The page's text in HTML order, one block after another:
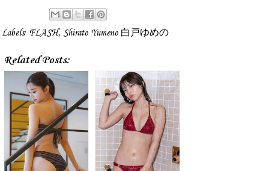
Labels: FLASH, Shirato Yumeno 白戸ゆめの
Related Posts: